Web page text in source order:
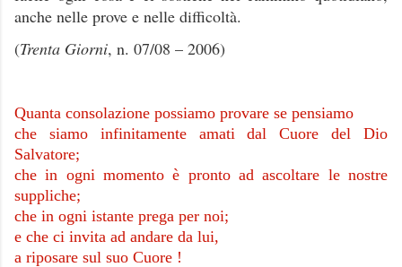
anche nelle prove e nelle difficoltà.
(Trenta Giorni, n. 07/08 – 2006)
Quanta consolazione possiamo provare se pensiamo
che siamo infinitamente amati dal Cuore del Dio
Salvatore;
che in ogni momento è pronto ad ascoltare le nostre
suppliche;
che in ogni istante prega per noi;
e che ci invita ad andare da lui,
a riposare sul suo Cuore !